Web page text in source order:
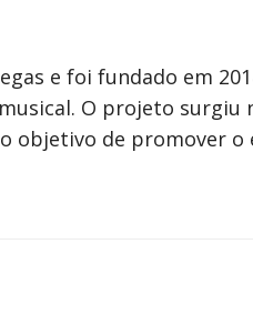
e foi fundado em
O projeto
objetivo de promover o